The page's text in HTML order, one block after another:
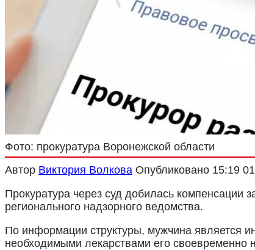
Фото: прокуратура Воронежской области
Автор Виктория Волкова Опубликовано 15:19
Прокуратура через суд добилась
регионального надзорного ведомства.
По информации структуры, мужчина является
необходимыми лекарствами его своевременно